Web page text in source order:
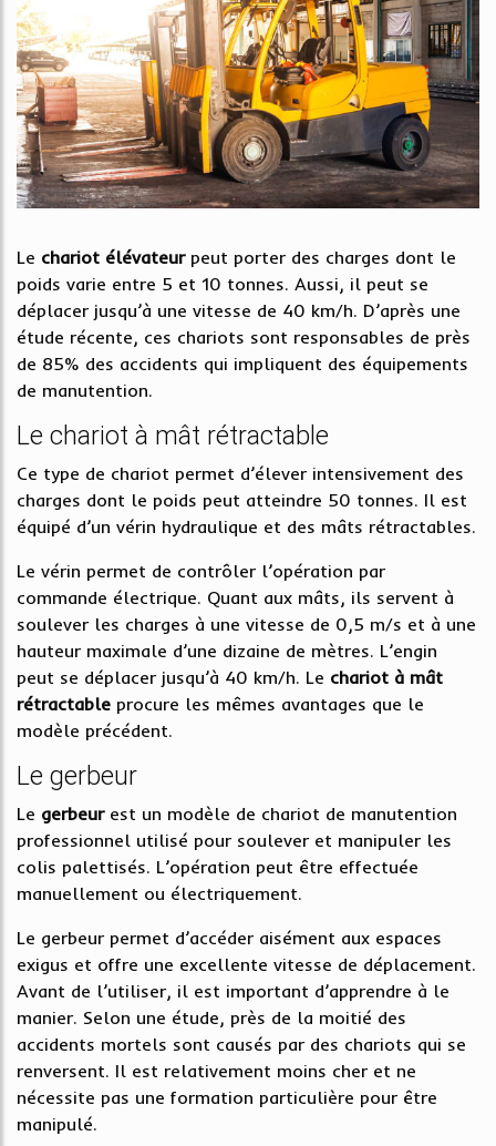
Le chariot élévateurpeut porter des charges dont le
poids varie entre 5 et 10 tonnes. Aussi, il peut se
déplacer jusqu’à une vitesse de 40 km/h. D’après une
étude récente, ces chariots sont responsables de près
de 85% des accidents qui impliquent des équipements
de manutention.
Le chariot à mât rétractable
Ce type de chariot permet d’élever intensivement des
charges dont le poids peut atteindre 50 tonnes. Il est
équipé d’un vérin hydraulique et des mâts rétractables.
Le vérin permet de contrôler l’opération par
commande électrique. Quant aux mâts, ils servent à
soulever les charges à une vitesse de 0,5 m/s et à une
hauteur maximale d’une dizaine de mètres. L’engin
peut se déplacer jusqu’à 40 km/h. Le chariot à mât
rétractable procure les mêmes avantages que le
modèle précédent.
Le gerbeur
Le gerbeurest un modèle de chariot de manutention
professionnel utilisé pour soulever et manipuler les
colis palettisés. L’opération peut être effectuée
manuellement ou électriquement.
Le gerbeur permet d’accéder aisément aux espaces
exigus et offre une excellente vitesse de déplacement.
Avant de l’utiliser, il est important d’apprendre à le
manier. Selon une étude, près de la moitié des
accidents mortels sont causés par des chariots qui se
renversent. Il est relativement moins cher et ne
nécessite pas une formation particulière pour être
manipulé.